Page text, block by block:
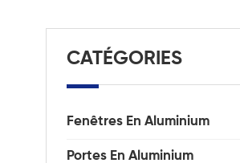
CATÉGORIES
Fenêtres En Aluminium
Portes En Aluminium